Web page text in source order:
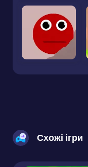
Схожі ігри